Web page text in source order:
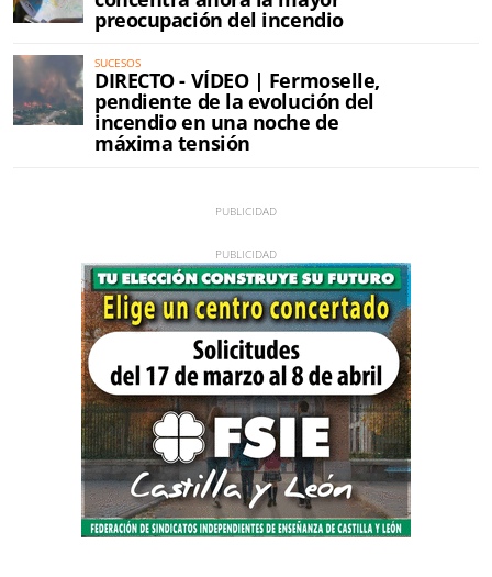
preocupación del incendio
SUCESOS
DIRECTO - VÍDEO | Fermoselle,
pendiente de la evolución del
incendio en una noche de
máxima tensión